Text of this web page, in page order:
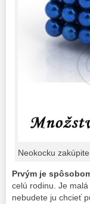
Neokocku
Prvým je
celú rodinu. Je
nebudete ju chcieť